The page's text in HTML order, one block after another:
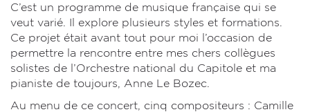
C’est un programme de musique française qui se
veut varié. Il explore plusieurs styles et formations.
Ce projet était avant tout pour moi l’occasion de
permettre la rencontre entre mes chers collègues
solistes de l’Orchestre national du Capitole et ma
pianiste de toujours, Anne Le Bozec.
Au menu de ce concert, cinq compositeurs : Camille